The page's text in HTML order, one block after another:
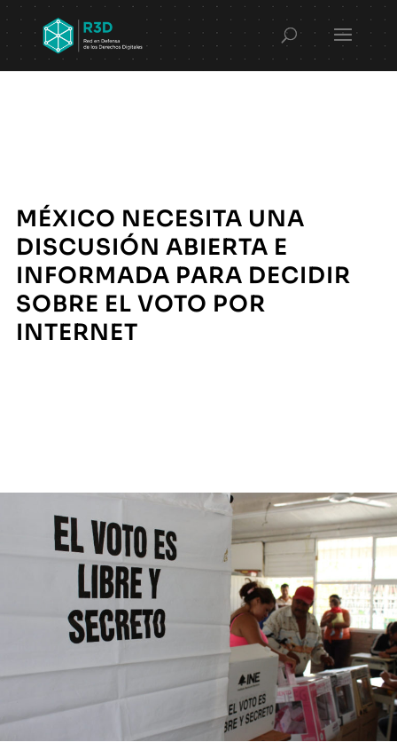
MÉXICO NECESITA UNA
DISCUSIÓN ABIERTA E
INFORMADA PARA DECIDIR
SOBRE EL VOTO POR
INTERNET